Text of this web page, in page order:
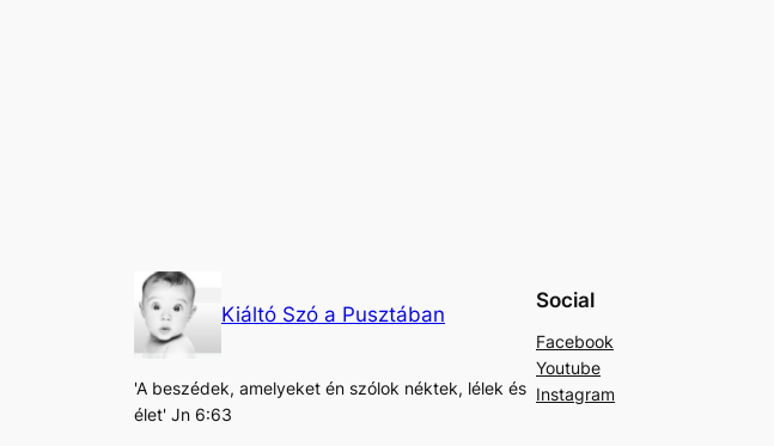
Kiáltó Szó a Pusztában
'A beszédek, amelyeket én szólok néktek, lélek és
élet' Jn 6:63
Social
Facebook
Youtube
Instagram